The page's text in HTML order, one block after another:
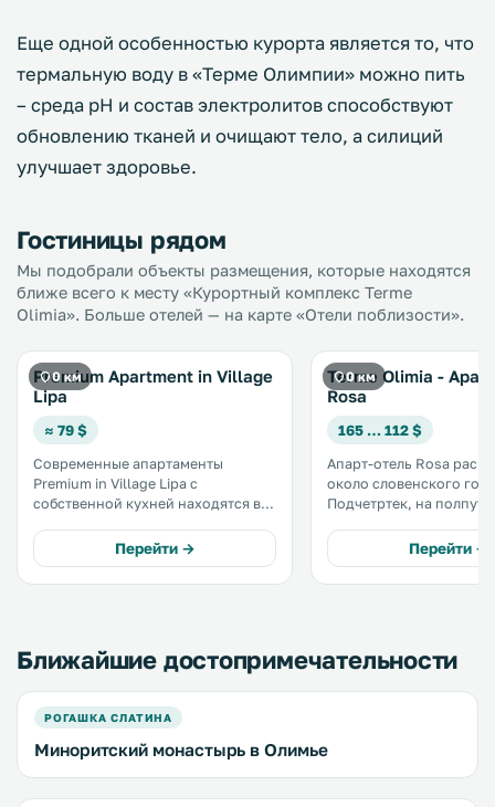
Еще одной особенностью курорта является то, что
термальную воду в «Терме Олимпии» можно пить
– среда рН и состав электролитов способствуют
обновлению тканей и очищают тело, а силиций
улучшает здоровье.
Гостиницы рядом
Мы подобрали объекты размещения, которые находятся
ближе всего к месту «Курортный комплекс Terme
Olimia». Больше отелей — на карте «Отели поблизости».
0 км
Premium Apartment in Village
Lipa
≈ 79 $
Современные апартаменты
Premium in Village Lipa с
собственной кухней находятся в
дополнительную плату гости
могут посещать общий открытый
бассейн поблизости, а также
Перейти →
0 км
Terme Olimia -
Rosa
165 … 112 $
Апарт-отель Rosa
около словенского
Подчетртек, на
гостей бесплатная
парковка и номера со
спутниковым
Перейти →
Ближайшие достопримечательности
РОГАШКА СЛАТИНА
Миноритский монастырь в Олимье